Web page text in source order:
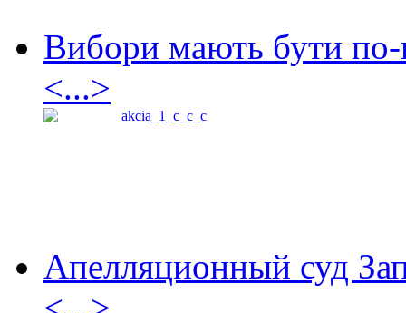
Вибори мають бути по-
<...>
Апелляционный суд